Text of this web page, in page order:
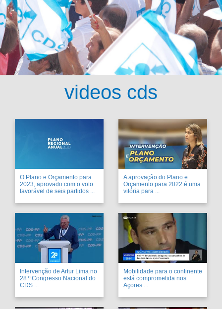
videos cds
O Plano e Orçamento para
2023, aprovado com o voto
favorável de seis partidos ...
A aprovação do Plano e
Orçamento para 2022 é uma
vitória para ...
Intervenção de Artur Lima no
28 º Congresso Nacional do
CDS ...
Mobilidade para o continente
está comprometida nos
Açores ...